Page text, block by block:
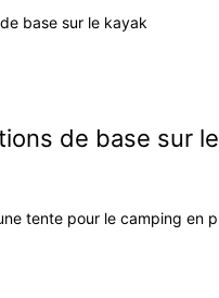
de base sur